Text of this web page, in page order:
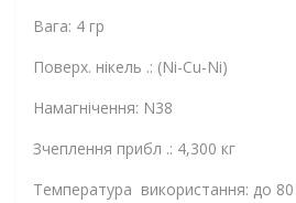
Вага: 4 гр
Поверх. нікель .: (Ni-Cu-Ni)
Намагнічення: N38
Зчеплення прибл .: 4,300 кг
Температура використання: до 80